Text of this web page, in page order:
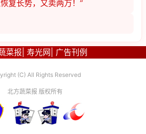
复长势，又卖两万！”
菜报 寿光网 广告刊例
(C) All Rights Reserved
北方蔬菜报 版权所有